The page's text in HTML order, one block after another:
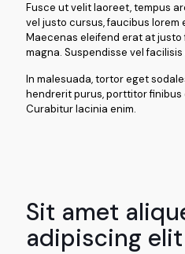
Fusce ut velit laoreet, tempus
vel justo cursus, faucibus lorem
Maecenas eleifend erat at justo
magna. Suspendisse vel
In malesuada, tortor eget
hendrerit purus, porttitor finibus
Curabitur lacinia enim.
Sit amet
adipiscing elit